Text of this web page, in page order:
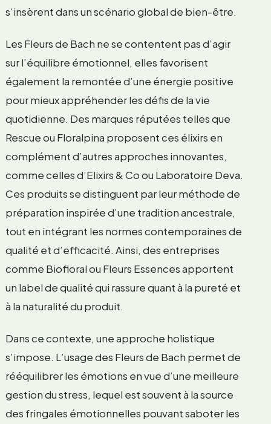
s’insèrent dans un scénario global de bien-être.
Les Fleurs de Bach ne se contentent pas d’agir
sur l’équilibre émotionnel, elles favorisent
également la remontée d’une énergie positive
pour mieux appréhender les défis de la vie
quotidienne. Des marques réputées telles que
Rescue ou Floralpina proposent ces élixirs en
complément d’autres approches innovantes,
comme celles d’Elixirs & Co ou Laboratoire Deva.
Ces produits se distinguent par leur méthode de
préparation inspirée d’une tradition ancestrale,
tout en intégrant les normes contemporaines de
qualité et d’efficacité. Ainsi, des entreprises
comme Biofloral ou Fleurs Essences apportent
un label de qualité qui rassure quant à la pureté et
à la naturalité du produit.
Dans ce contexte, une approche holistique
s’impose. L’usage des Fleurs de Bach permet de
rééquilibrer les émotions en vue d’une meilleure
gestion du stress, lequel est souvent à la source
des fringales émotionnelles pouvant saboter les